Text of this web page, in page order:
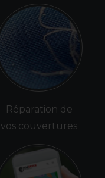
Réparation de
vos couvertures